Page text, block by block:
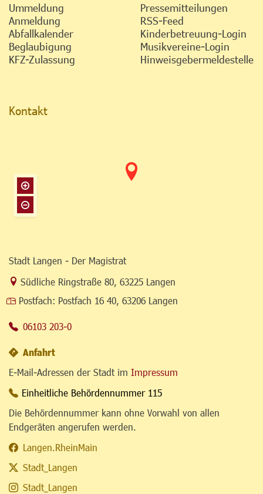
Ummeldung
Anmeldung
Abfallkalender
Beglaubigung
KFZ-Zulassung
Pressemitteilungen
RSS-Feed
Kinderbetreuung-Login
Musikvereine-Login
Hinweisgebermeldestelle
Kontakt
Stadt Langen - Der Magistrat
Link zur Google-Maps Navigation
Südliche Ringstraße 80, 63225 Langen
Postfach: Postfach 16 40, 63206 Langen
06103 203-0
Anfahrt
E-Mail-Adressen der Stadt im Impressum
Einheitliche Behördennummer 115
Die Behördennummer kann ohne Vorwahl von allen
Endgeräten angerufen werden.
Langen.RheinMain
Stadt_Langen
Stadt_Langen